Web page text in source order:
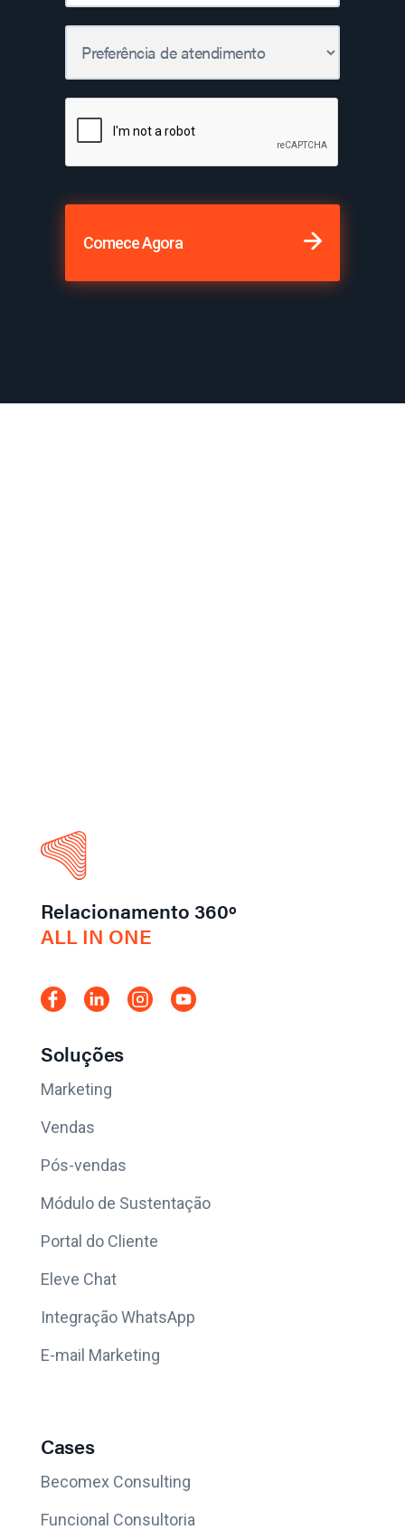
Comece Agora
Relacionamento 360º
ALL IN ONE
Soluções
Marketing
Vendas
Pós-vendas
Módulo de Sustentação
Portal do Cliente
Eleve Chat
Integração WhatsApp
E-mail Marketing
Cases
Becomex Consulting
Funcional Consultoria